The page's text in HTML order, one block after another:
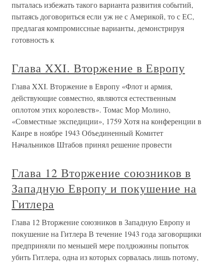
пыталась избежать такого варианта развития событий,
пытаясь договориться если уж не с Америкой, то с ЕС,
предлагая компромиссные варианты, демонстрируя
готовность к
Глава XXI. Вторжение в Европу
Глава XXI. Вторжение в Европу «Флот и армия,
действующие совместно, являются естественным
оплотом этих королевств». Томас Мор Молино,
«Совместные экспедиции», 1759 Хотя на конференции в
Каире в ноябре 1943 Объединенный Комитет
Начальников Штабов принял решение провести
Глава 12 Вторжение союзников в
Западную Европу и покушение на
Гитлера
Глава 12 Вторжение союзников в Западную Европу и
покушение на Гитлера В течение 1943 года заговорщики
предприняли по меньшей мере полдюжины попыток
убить Гитлера, одна из которых сорвалась лишь потому,